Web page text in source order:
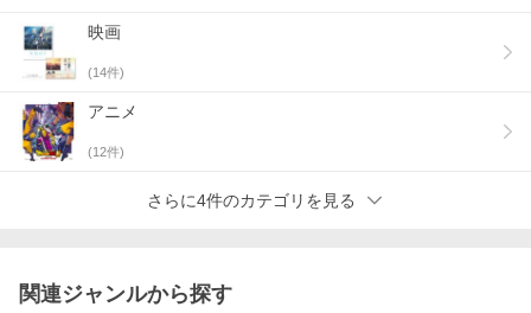
映画
(14件)
アニメ
(12件)
さらに4件のカテゴリを見る
関連ジャンルから探す